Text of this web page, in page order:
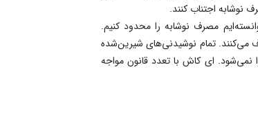
مصرف نوشابه را محدود کنیم.
می‌کنند. تمام نوشیدنی‌های شیرین‌شده
ای کاش با تعدد قانون مواجه